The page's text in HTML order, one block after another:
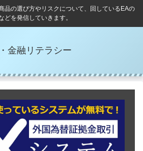
品の選び方やリスクについて、回しているEAの
どを発信していきます。
金融リテラシー